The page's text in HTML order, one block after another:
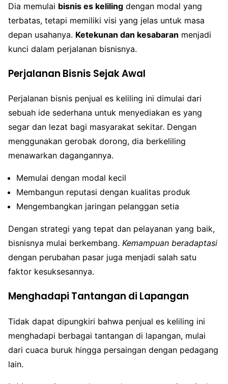
Dia memulai bisnis es keliling dengan modal yang
terbatas, tetapi memiliki visi yang jelas untuk masa
depan usahanya. Ketekunan dan kesabaran menjadi
kunci dalam perjalanan bisnisnya.
Perjalanan Bisnis Sejak Awal
Perjalanan bisnis penjual es keliling ini dimulai dari
sebuah ide sederhana untuk menyediakan es yang
segar dan lezat bagi masyarakat sekitar. Dengan
menggunakan gerobak dorong, dia berkeliling
menawarkan dagangannya.
Memulai dengan modal kecil
Membangun reputasi dengan kualitas produk
Mengembangkan jaringan pelanggan setia
Dengan strategi yang tepat dan pelayanan yang baik,
bisnisnya mulai berkembang. Kemampuan beradaptasi
dengan perubahan pasar juga menjadi salah satu
faktor kesuksesannya.
Menghadapi Tantangan di Lapangan
Tidak dapat dipungkiri bahwa penjual es keliling ini
menghadapi berbagai tantangan di lapangan, mulai
dari cuaca buruk hingga persaingan dengan pedagang
lain.